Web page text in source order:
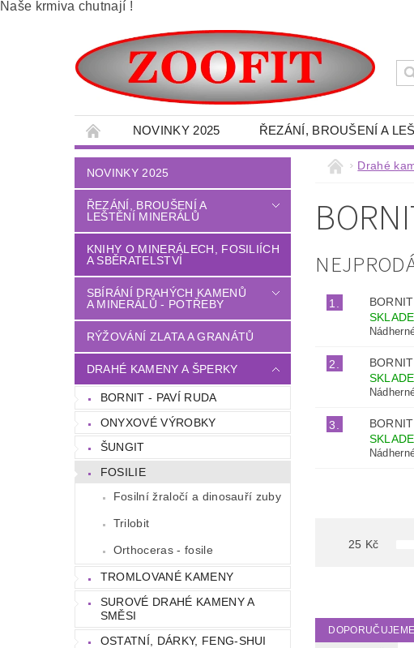
Naše krmiva chutnají !
NOVINKY 2025 ŘEZÁNÍ, BROUŠENÍ A
SBÍRÁNÍ DRAHÝCH KAMENŮ A MINERÁLŮ - POTŘEBY
VELKOOBCHOD - MINERÁLY
DÍLNA - NÁŘADÍ - OCHRANNÉ POMŮCKY
LITÉ PODLAHY DŮM - ZAHRADA
TERÉNNÍ PALETOVÉ - VYSOKOZDVIŽNÉ VOZÍKY
OBCHODNÍ PODMÍNKY NAPIŠTE NÁM
NOVINKY 2025
ŘEZÁNÍ, BROUŠENÍ A
LEŠTĚNÍ MINERÁLŮ
KNIHY O MINERÁLECH, FOSILIÍCH
A SBĚRATELSTVÍ
SBÍRÁNÍ DRAHÝCH KAMENŮ
A MINERÁLŮ - POTŘEBY
RÝŽOVÁNÍ ZLATA A GRANÁTŮ
DRAHÉ KAMENY A ŠPERKY
BORNIT - PAVÍ RUDA
ONYXOVÉ VÝROBKY
ŠUNGIT
FOSILIE
Fosilní žraločí a dinosauří zuby
Trilobit
Orthoceras - fosile
TROMLOVANÉ KAMENY
SUROVÉ DRAHÉ KAMENY A
SMĚSI
OSTATNÍ, DÁRKY, FENG-SHUI
Drahé
1.
2.
3.
25 Kč
DOPORUČUJEME